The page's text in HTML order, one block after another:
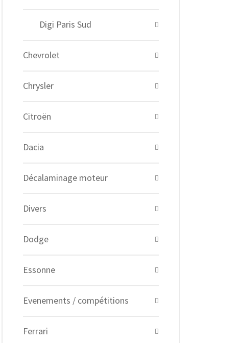
Digi Paris Sud
Chevrolet
Chrysler
Citroën
Dacia
Décalaminage moteur
Divers
Dodge
Essonne
Evenements / compétitions
Ferrari